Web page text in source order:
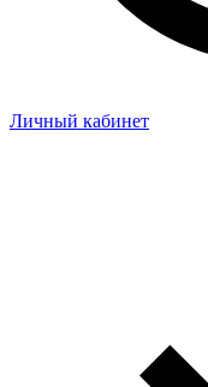
Личный кабинет